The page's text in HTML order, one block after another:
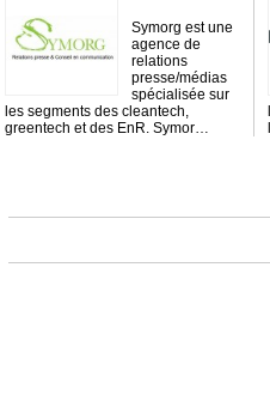
Symorg est une
agence de
relations
presse/médias
spécialisée sur
les segments des cleantech,
greentech et des EnR. Symor…